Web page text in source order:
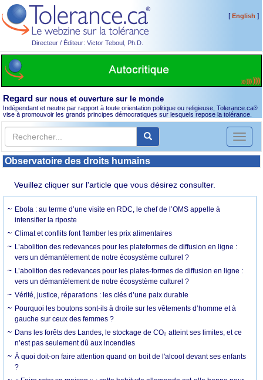
Directeur / Éditeur: Victor Teboul, Ph.D.
[English ]
Regard sur nous et ouverture sur le monde
Indépendant et neutre par rapport à toute orientation politique ou religieuse, Tolerance.ca®
vise à promouvoir les grands principes démocratiques sur lesquels repose la tolérance.
Toggle
Observatoire des droits humains
Veuillez cliquer sur l'article que vous désirez consulter.
Ebola : au terme d’une visite en RDC, le chef de l’OMS appelle à
intensifier la riposte
Climat et conflits font flamber les prix alimentaires
L’abolition des redevances pour les plateformes de diffusion en ligne :
vers un démantèlement de notre écosystème culturel ?
L’abolition des redevances pour les plates-formes de diffusion en ligne :
vers un démantèlement de notre écosystème culturel ?
Vérité, justice, réparations : les clés d’une paix durable
Pourquoi les boutons sont-ils à droite sur les vêtements d’homme et à
gauche sur ceux des femmes ?
Dans les forêts des Landes, le stockage de CO₂ atteint ses limites, et ce
n’est pas seulement dû aux incendies
À quoi doit-on faire attention quand on boit de l'alcool devant ses enfants
?